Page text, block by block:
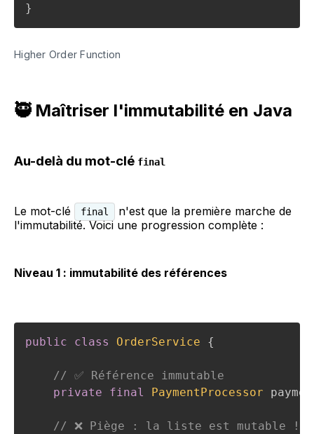
}
Higher Order Function
🥷 Maîtriser l'immutabilité en Java
Au-delà du mot-clé final
Le mot-clé final
n'est que la première marche de
l'immutabilité. Voici une progression complète :
Niveau 1 : immutabilité des références
public class OrderService {
// ✅ Référence immutable
private
final PaymentProcessor
// ❌ Piège : la liste est mutable !